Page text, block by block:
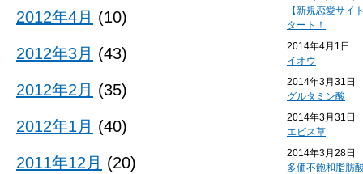
【新規恋愛サイ
タート！
2014年4月1日
イオウ
2014年3月31日
グルタミン酸
2014年3月31日
エビス草
2014年3月28日
多価不飽和脂肪
2012年4月 (10)
2012年3月 (43)
2012年2月 (35)
2012年1月 (40)
2011年12月 (20)